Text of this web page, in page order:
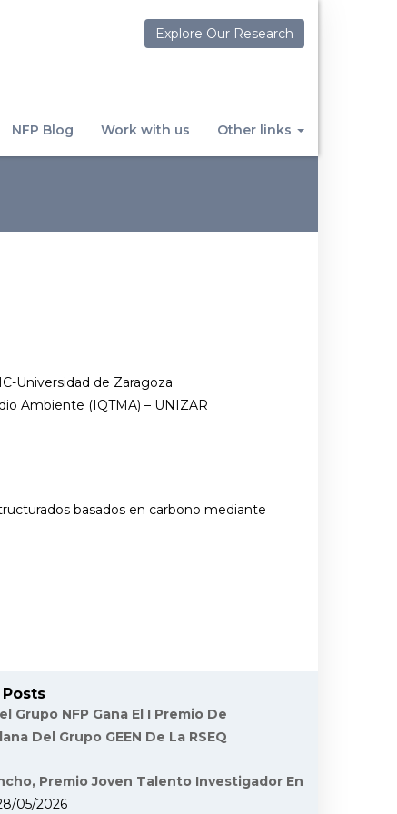
Explore Our Research
NFP Blog Work with us Other links
Universidad de Zaragoza
Ambiente (IQTMA) – UNIZAR
basados en carbono mediante
Grupo NFP Gana El I Premio De
Del Grupo GEEN De La RSEQ
Premio Joven Talento Investigador En
05/2026